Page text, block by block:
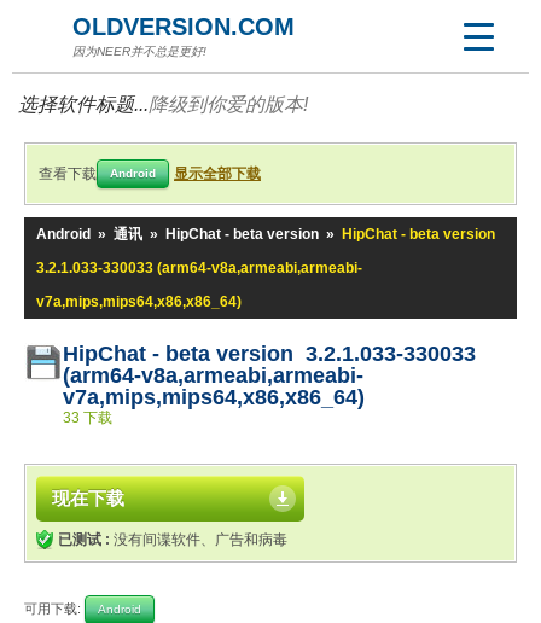
OLDVERSION.COM
因为NEER并不总是更好!
选择软件标题...降级到你爱的版本!
查看下载 Android 显示全部下载
Android » 通讯 » HipChat - beta version »
HipChat - beta version
3.2.1.033-330033 (arm64-v8a,armeabi,armeabi-
v7a,mips,mips64,x86,x86_64)
HipChat - beta version 3.2.1.033-330033
(arm64-v8a,armeabi,armeabi-
v7a,mips,mips64,x86,x86_64)
33 下载
现在下载
已测试 : 没有间谍软件、广告和病毒
可用下载: Android